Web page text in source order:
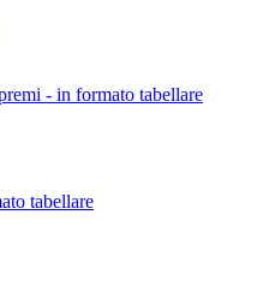
- in formato tabellare
tabellare